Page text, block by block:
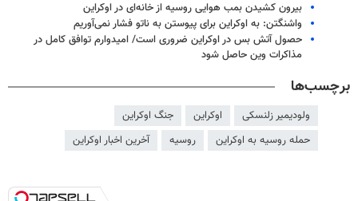
بیرون کشیدن بمب هوایی روسیه از خانه‌ای در اوکراین
واشنگتن: به اوکراین برای پیوستن به ناتو فشار نمی‌آوریم
حصول آتش بس در اوکراین ضروری است/ امیدوارم توافق کامل در
مذاکرات وین حاصل شود
برچسب‌ها
ولودیمیر زلنسکی اوکراین
جنگ اوکراین
حمله روسیه به اوکراین
روسیه آخرین اخبار اوکراین